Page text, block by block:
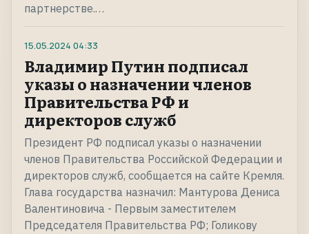
партнерстве.…
15.05.2024 04:33
Владимир Путин подписал
указы о назначении членов
Правительства РФ и
директоров служб
Президент РФ подписал указы о назначении
членов Правительства Российской Федерации и
директоров служб, сообщается на сайте Кремля.
Глава государства назначил: Мантурова Дениса
Валентиновича - Первым заместителем
Председателя Правительства РФ; Голикову